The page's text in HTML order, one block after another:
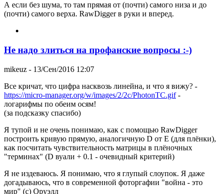
А если без шума, то там прямая от (почти) самого низа и до
(почти) самого верха. RawDigger в руки и вперед.
Не надо злиться на профанские вопросы :-)
mikeuz - 13/Сен/2016 12:07
Все кричат, что цифра насквозь линейна, и что я вижу? -
https://micro-manager.org/w/images/2/2c/PhotonTC.gif-
логарифмы по обеим осям!
(за подсказку спасибо)
Я тупой и не очень понимаю, как с помощью RawDigger
построить кривую прямую, аналогичную D от E (для плёнки),
как посчитать чувствительность матрицы в плёночных
"терминах" (D вуали + 0.1 - очевидный критерий)
Я не издеваюсь. Я понимаю, что я глупый слоупок. Я даже
догадываюсь, что в современной фоторгафии "война - это
мир" (с) Оруэлл